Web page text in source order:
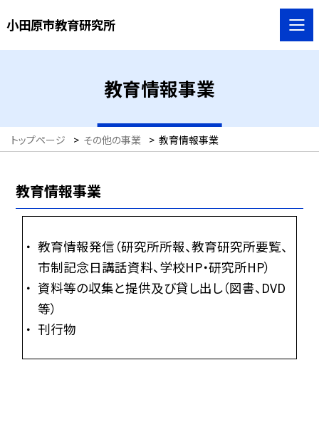
小田原市教育研究所
教育情報事業
トップページ > その他の事業 > 教育情報事業
教育情報事業
教育情報発信（研究所所報、教育研究所要覧、
市制記念日講話資料、学校HP・研究所HP）
資料等の収集と提供及び貸し出し（図書、DVD
等）
刊行物